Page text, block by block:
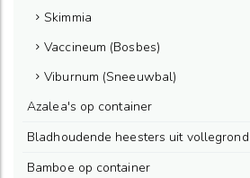
Skimmia
Vaccineum (Bosbes)
Viburnum (Sneeuwbal)
Azalea's op container
Bladhoudende heesters uit vollegrond
Bamboe op container